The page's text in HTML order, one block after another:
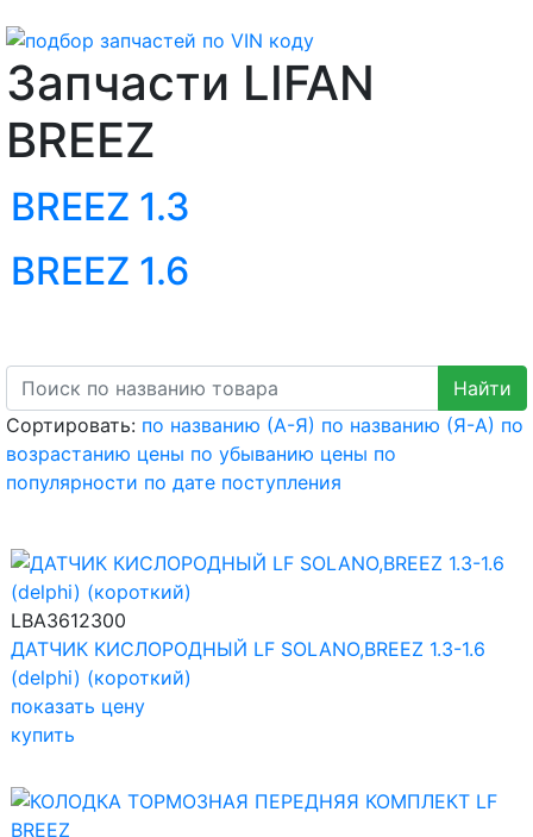
Запчасти LIFAN
BREEZ
BREEZ 1.3
BREEZ 1.6
Сортировать: по названию (А-Я) по названию (Я-А) по
возрастанию цены по убыванию цены по
популярности по дате поступления
LBA3612300
ДАТЧИК КИСЛОРОДНЫЙ LF SOLANO,BREEZ 1.3-1.6
(delphi) (короткий)
показать цену
купить